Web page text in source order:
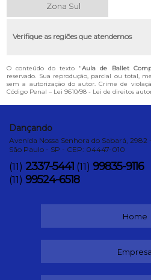
Zona Sul
Verifique as regiões que atendemos
O conteúdo do texto "Aula de Ballet
reservado. Sua reprodução, parcial ou total,
sem a autorização do autor. Crime de
Código Penal – Lei 9610/98 - Lei de direitos
Dançando
Avenida Nossa Senhora do Sabará, 2982
São Paulo - SP - CEP: 04447-010
(11) 2337-5441 (11) 99835-9116
(11) 99524-6518
Home
Empresa